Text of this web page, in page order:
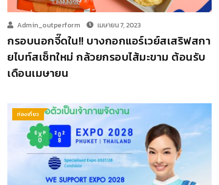
Admin_outperform เมษายน 7, 2023
กรอบนอกจี๊ดใน!! บางกอกแอร์เวย์สเสริฟสกา
ยไบท์สเซ็ทใหม่ กล้วยกรอบไส้มะขาม ต้อนรับ
เดือนเมษายน
ท่องเที่ยว